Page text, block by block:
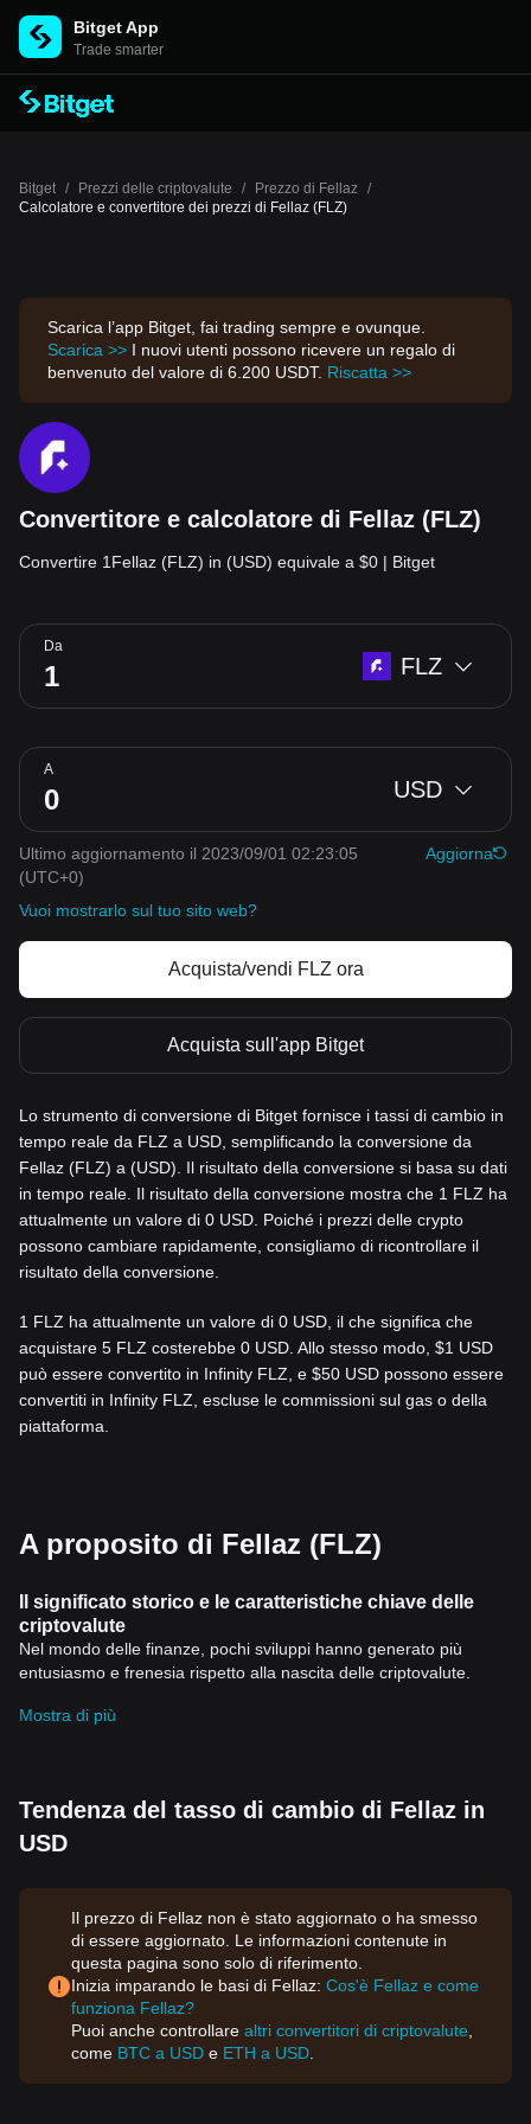
Bitget App
Trade smarter
Bitget / Prezzi delle criptovalute / Prezzo di Fellaz /
Calcolatore e convertitore dei prezzi di Fellaz (FLZ)
Scarica l’app Bitget, fai trading sempre e ovunque.
Scarica >> I nuovi utenti possono ricevere un regalo di
benvenuto del valore di 6.200 USDT. Riscatta >>
Convertitore e calcolatore di Fellaz (FLZ)
Convertire 1Fellaz (FLZ) in (USD) equivale a $0 | Bitget
Da
FLZ
A
USD
Ultimo aggiornamento il 2023/09/01 02:23:05
(UTC+0)
Aggiorna
Vuoi mostrarlo sul tuo sito web?
Acquista/vendi FLZ ora
Acquista sull'app Bitget
Lo strumento di conversione di Bitget fornisce i tassi di cambio in
tempo reale da FLZ a USD, semplificando la conversione da
Fellaz (FLZ) a (USD). Il risultato della conversione si basa su dati
in tempo reale. Il risultato della conversione mostra che 1 FLZ ha
attualmente un valore di 0 USD. Poiché i prezzi delle crypto
possono cambiare rapidamente, consigliamo di ricontrollare il
risultato della conversione.
1 FLZ ha attualmente un valore di 0 USD, il che significa che
acquistare 5 FLZ costerebbe 0 USD. Allo stesso modo, $1 USD
può essere convertito in Infinity FLZ, e $50 USD possono essere
convertiti in Infinity FLZ, escluse le commissioni sul gas o della
piattaforma.
A proposito di Fellaz (FLZ)
Il significato storico e le caratteristiche chiave delle
criptovalute
Nel mondo delle finanze, pochi sviluppi hanno generato più
entusiasmo e frenesia rispetto alla nascita delle criptovalute.
ottenuto una rilevanza notevole in tempi relativamente brevi,
Il Bitcoin, la primacriptovaluta , è stata lanciata nel 2009 da una
figura o un gruppo di figure anonime conosciute come Satoshi
"valuta elettronica peer-to-peer" che eliminasse la necessità di
intermediari finanziari, come le banche. Negli anni successivi, la
popolarità delle criptovalute è esplosa, con migliaia di diverse
monete digitali ora in circolazione.
Historicamente, l'innovazione delle criptovalute è significativa per
diverse ragioni. Prima di tutto, offrono un nuovo tipo di tecnologia
finanziaria, o fintech, che ha il potenziale di rivoluzionare come
funzionano i sistemi di pagamento. Le criptovalute utilizzano la
tecnologia blockchain per registrare le transazioni in modo sicuro
Mostra di più
Tendenza del tasso di cambio di Fellaz in
USD
Il prezzo di Fellaz non è stato aggiornato o ha smesso
di essere aggiornato. Le informazioni contenute in
questa pagina sono solo di riferimento.
Inizia imparando le basi di Fellaz: Cos'è Fellaz e come
funziona Fellaz?
Puoi anche controllare altri convertitori di criptovalute
come BTC a USD e ETH a USD